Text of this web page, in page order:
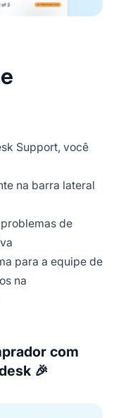
Support, você
na barra lateral
de
para a equipe de
na
com
🎉